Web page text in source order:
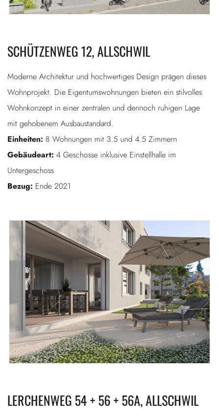
SCHÜTZENWEG 12, ALLSCHWIL
Moderne Architektur und hochwertiges Design prägen dieses
Wohnprojekt. Die Eigentumswohnungen bieten ein stilvolles
Wohnkonzept in einer zentralen und dennoch ruhigen Lage
mit gehobenem Ausbaustandard.
Einheiten: 8 Wohnungen mit 3.5 und 4.5 Zimmern
Gebäudeart: 4 Geschosse inklusive Einstellhalle im
Untergeschoss
Bezug: Ende 2021
LERCHENWEG 54 + 56 + 56A, ALLSCHWIL